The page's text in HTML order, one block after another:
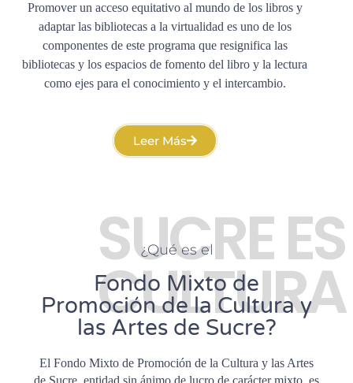
Promover un acceso equitativo al mundo de los libros y
adaptar las bibliotecas a la virtualidad es uno de los
componentes de este programa que resignifica las
bibliotecas y los espacios de fomento del libro y la lectura
como ejes para el conocimiento y el intercambio.
Leer Más
SUCRE ES
CULTURA
¿Qué es el
Fondo Mixto de
Promoción de la Cultura y
las Artes de Sucre?
El Fondo Mixto de Promoción de la Cultura y las Artes